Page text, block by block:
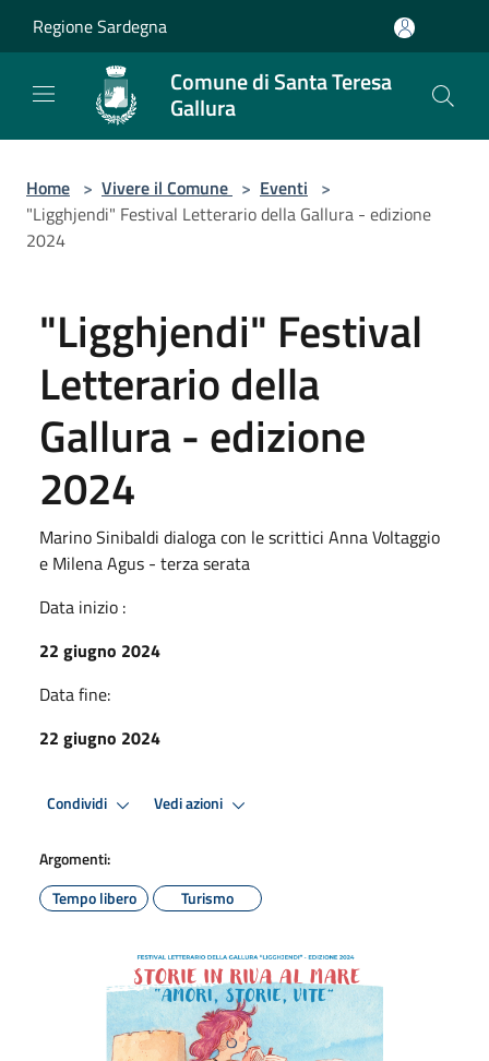
Regione Sardegna
Comune di Santa Teresa
Gallura
Home > Vivere il Comune > Eventi >
"Ligghjendi" Festival Letterario della Gallura - edizione
2024
"Ligghjendi" Festival
Letterario della
Gallura - edizione
2024
Marino Sinibaldi dialoga con le scrittici Anna Voltaggio
e Milena Agus - terza serata
Data inizio :
22 giugno 2024
Data fine:
22 giugno 2024
Condividi Vedi azioni
Argomenti:
Tempo libero
Turismo